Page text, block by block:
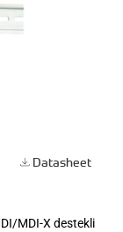
Datasheet
MDI-X destekli